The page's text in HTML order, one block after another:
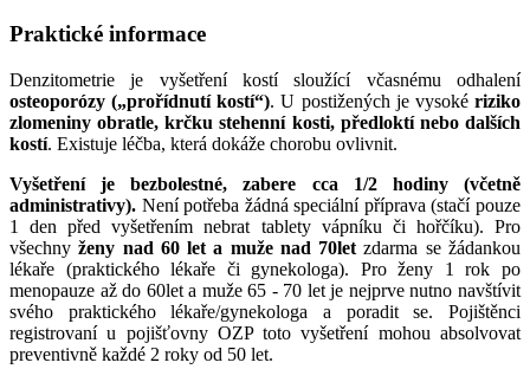
Praktické informace
Denzitometrie je vyšetření kostí sloužící včasnému odhalení
osteoporózy („prořídnutí kostí“). U postižených je vysokériziko
zlomeniny obratle, krčku stehenní kosti, předloktí nebo dalších
kostí. Existuje léčba, která dokáže chorobu ovlivnit.
Vyšetření je bezbolestné, zabere cca 1/2 hodiny (včetně
administrativy). Není potřeba žádná speciální příprava (stačí pouze
1 den před vyšetřením nebrat tablety vápníku či hořčíku). Pro
všechnyženy nad 60 let a muže nad 70letzdarma se žádankou
lékaře (praktického lékaře či gynekologa). Pro ženy 1 rok po
menopauze až do 60let a muže 65 - 70 let je nejprve nutno navštívit
svého praktického lékaře/gynekologa a poradit se. Pojištěnci
registrovaní u pojišťovny OZP toto vyšetření mohou absolvovat
preventivně každé 2 roky od 50 let.